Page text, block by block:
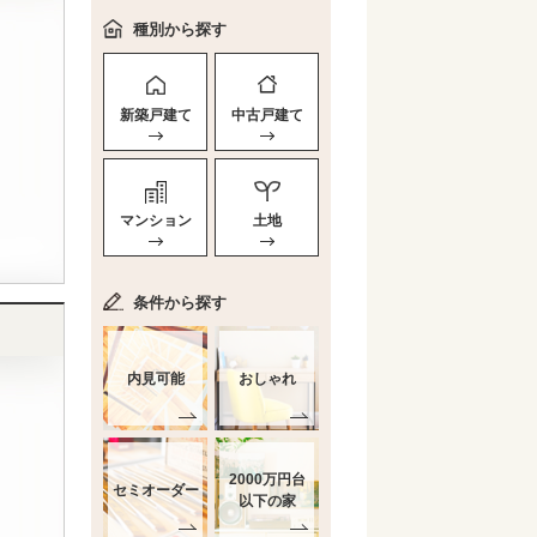
種別から探す
新築戸建て 中古戸建て
マンション 土地
条件から探す
内見可能 おしゃれ
セミオーダー
2000万円台
以下の家